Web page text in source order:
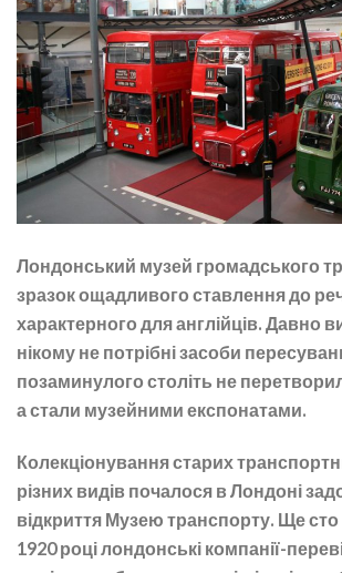
Лондонський музей громадського
зразок ощадливого ставлення до
характерного для англійців. Давно
нікому не потрібні засоби
позаминулого століть не
а стали музейними експонатами.
Колекціонування старих
різних видів почалося в Лондоні
відкриття Музею транспорту. Ще сто
1920 році лондонські компанії-